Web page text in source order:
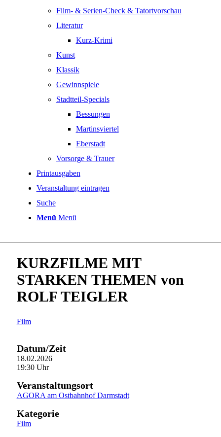
Film- & Serien-Check & Tatortvorschau
Literatur
Kurz-Krimi
Kunst
Klassik
Gewinnspiele
Stadtteil-Specials
Bessungen
Martinsviertel
Eberstadt
Vorsorge & Trauer
Printausgaben
Veranstaltung eintragen
Suche
Menü Menü
KURZFILME MIT
STARKEN THEMEN von
ROLF TEIGLER
Film
Datum/Zeit
18.02.2026
19:30 Uhr
Veranstaltungsort
AGORA am Ostbahnhof Darmstadt
Kategorie
Film